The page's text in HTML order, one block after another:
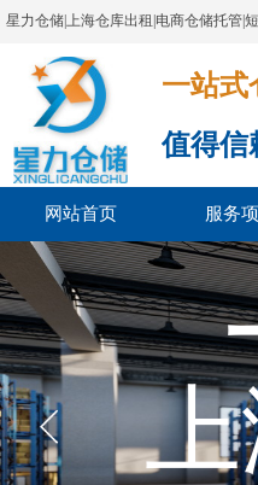
星力仓储|上海仓库出租|电商仓储托管|
一站式
值得信
网站首页 服务